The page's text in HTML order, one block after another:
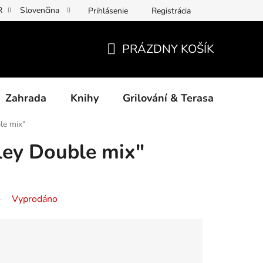
osobních údajů Povinné informace a odkazy ÚKZÚZ
Slovenčina Prihlásenie Registrácia
KOŠÍK
PRÁZDNY KOŠÍK
Zahrada Knihy Grilování & Terasa
mix"
Double mix"
Vyprodáno